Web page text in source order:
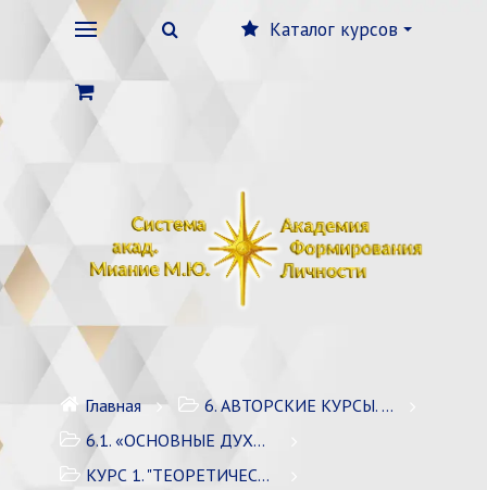
Каталог курсов
Главная
6. АВТОРСКИЕ КУРСЫ. ЭЗОТЕРИКА/ДУХОВНОЕ РАЗВИТИЕ
6.1. «ОСНОВНЫЕ ДУХОВНЫЕ ПРАКТИКИ» / 4 курса
КУРС 1. "ТЕОРЕТИЧЕСКИЕ ОСНОВЫ И ТЕХНИКИ"